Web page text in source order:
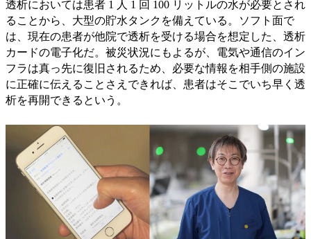
透析においては患者 1 人 1 回 100 リットルの水が必要とされ
ることから、大型の貯水タンクを備えている。ソフト面で
は、現在の患者が他院で透析を受ける場合を想定した、透析
カードの電子化だ。被災状況にもよるが、電気や通信のイン
フラは真っ先に復旧されるため、必要な情報を相手側の施設
に正確に伝えることさえできれば、患者はそこでいち早く透
析を再開できるという。